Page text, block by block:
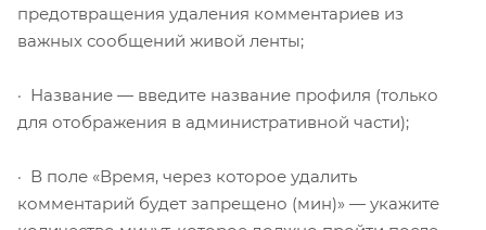
предотвращения удаления комментариев из
важных сообщений живой ленты;
· Название — введите название профиля (только
для отображения в административной части);
· В поле «Время, через которое удалить
комментарий будет запрещено (мин)» — укажите